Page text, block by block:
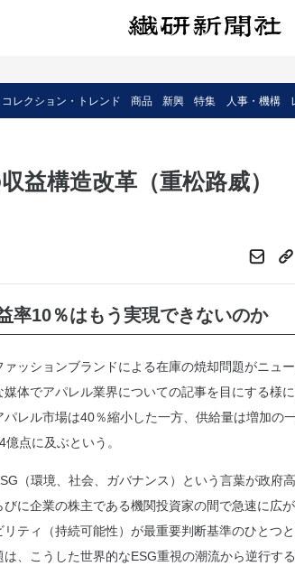
コレクション・トレンド 商品 新興 特集 人事・機構
益構造改革（重松路威）
率10％はもう実現できないのか
ッションブランドによる在庫の焼却問題がニュ
媒体でアパレル業界についての記事を目にする様
パレル市場は40％縮小した一方、供給量は増加の
点に及ぶという。
（環境、社会、ガバナンス）という言葉が政府
に企業の株主である機関投資家の間で急速に広が
ティ（持続可能性）が最重要判断基準のひとつ
、こうした世界的なESG重視の潮流から逆行す